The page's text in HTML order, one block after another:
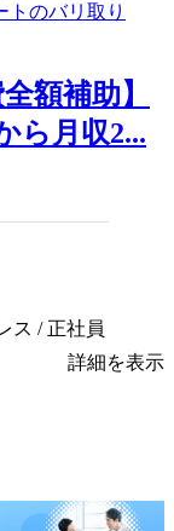
額補助】
ら月収2...
ス / 正社員
詳細を表示